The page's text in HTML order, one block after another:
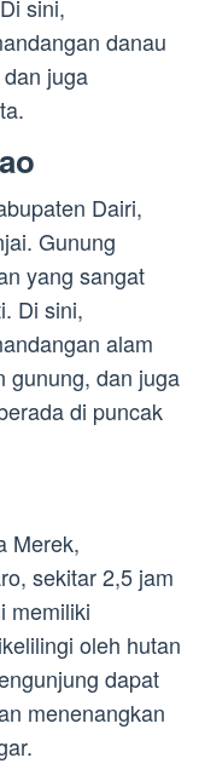
sini,
danau
juga
Dairi,
Gunung
yang sangat
Di sini,
alam
gunung, dan juga
di puncak
Merek,
sekitar 2,5 jam
memiliki
oleh hutan
dapat
menenangkan